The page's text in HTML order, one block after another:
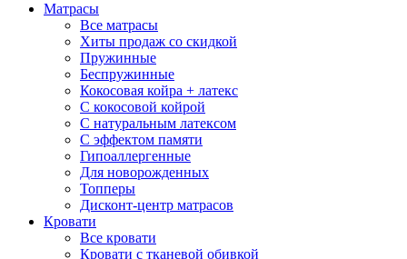
Матрасы
Все матрасы
Хиты продаж со скидкой
Пружинные
Беспружинные
Кокосовая койра + латекс
С кокосовой койрой
С натуральным латексом
С эффектом памяти
Гипоаллергенные
Для новорожденных
Топперы
Дисконт-центр матрасов
Кровати
Все кровати
Кровати с тканевой обивкой